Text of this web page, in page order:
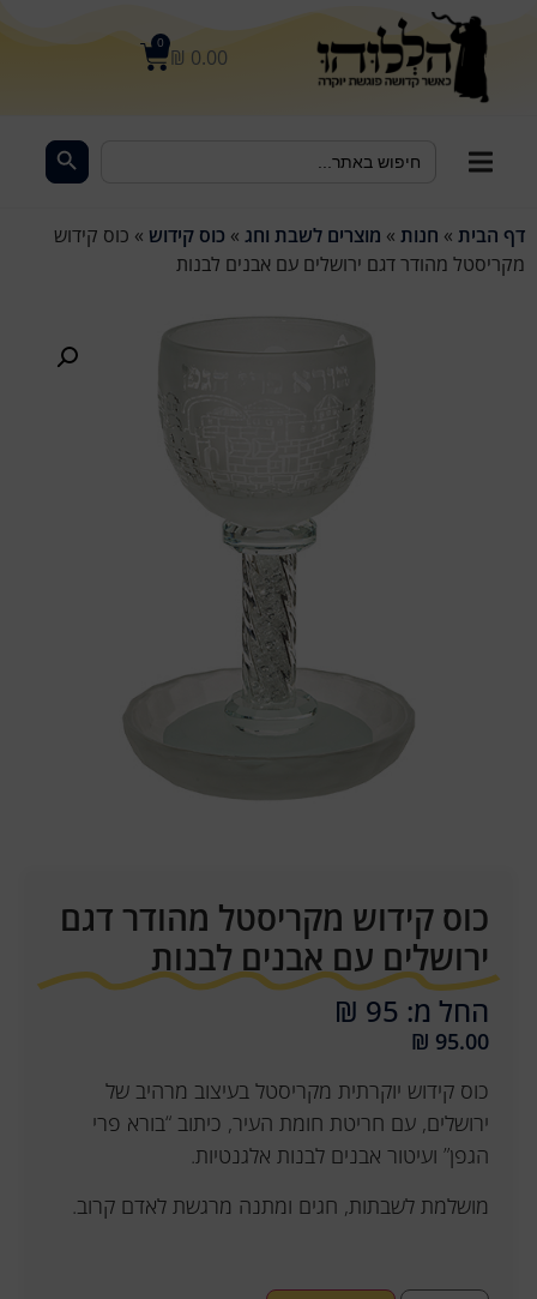
₪ 0.00
0
for:
דף הבית » חנות » מוצרים לשבת וחג » כוס קידוש » כוס קידוש
מקריסטל מהודר דגם ירושלים עם אבנים לבנות
כוס קידוש מקריסטל מהודר דגם
ירושלים עם אבנים לבנות
החל מ: 95 ₪
₪ 95.00
כוס קידוש יוקרתית מקריסטל בעיצוב מרהיב של
ירושלים, עם חריטת חומת העיר, כיתוב “בורא פרי
הגפן” ועיטור אבנים לבנות אלגנטיות.
מושלמת לשבתות, חגים ומתנה מרגשת לאדם קרוב.